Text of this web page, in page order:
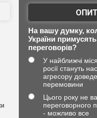
На вашу думку,
України примусять
переговорів?
У найближчі
росії стануть
агресору
перемовини
Цього року не
переговорного
- можливо все